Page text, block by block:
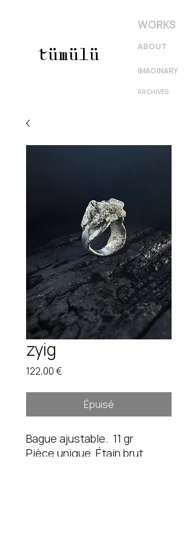
WORKS
tümülü
ARCHIVES
IMAGINARY
ABOUT
zyig
122,00 €
Épuisé
Bague ajustable. 11 gr
Pièce unique. Étain brut.